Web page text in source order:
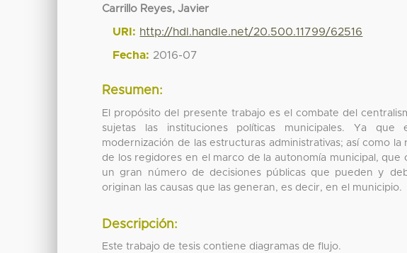
Carrillo Reyes, Javier
URI: http://hdl.handle.net/20.500.11799/62516
Fecha: 2016-07
Resumen:
El propósito del presente trabajo es el combate del
sujetas las instituciones políticas municipales. Ya
modernización de las estructuras administrativas; así como
de los regidores en el marco de la autonomía municipal,
un gran número de decisiones públicas que pueden y
originan las causas que las generan, es decir, en el municipio.
Descripción:
Este trabajo de tesis contiene diagramas de flujo.